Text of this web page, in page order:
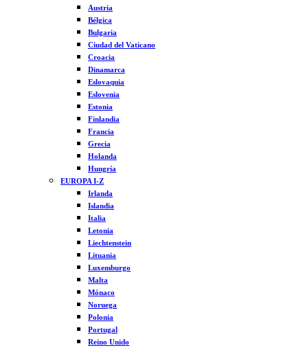
Austria
Bélgica
Bulgaria
Ciudad del Vaticano
Croacia
Dinamarca
Eslovaquia
Eslovenia
Estonia
Finlandia
Francia
Grecia
Holanda
Hungría
EUROPA I-Z
Irlanda
Islandia
Italia
Letonia
Liechtenstein
Lituania
Luxemburgo
Malta
Mónaco
Noruega
Polonia
Portugal
Reino Unido